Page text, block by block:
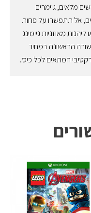
מלאים, גיימרים
אל תתפשרו על פחות
ליהנות מאוזניות גיימינג
הראשונה במחיר
המתאים לכל כיס.